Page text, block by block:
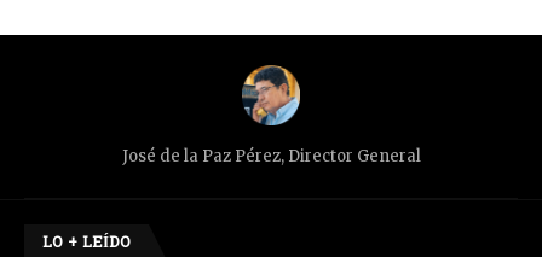
José de la Paz Pérez, Director General
LO + LEÍDO